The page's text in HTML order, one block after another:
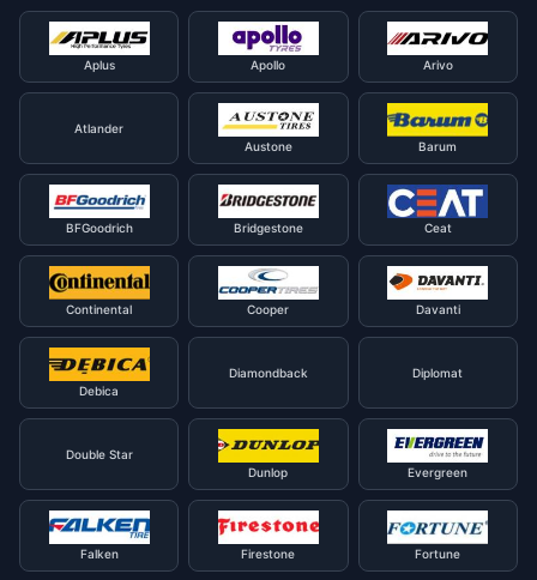
Aplus Apollo Arivo
Atlander
Austone
Barum
BFGoodrich Bridgestone Ceat
Continental Cooper Davanti
Debica
Diamondback Diplomat
Double Star
Dunlop
Evergreen
Falken Firestone Fortune